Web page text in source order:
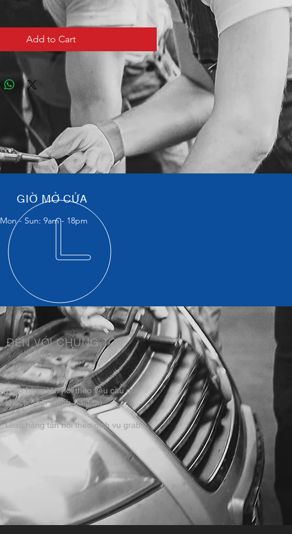
Add to Cart
GIỜ MỞ CỬA
Mon - Sun: 9am - 18pm​
ĐẾN VỚI CHÚNG TÔI
Giao hàng tận nơi theo yêu cầu quý
khách. (nội thành Saigon)
Giao hàng tận nơi theo dịch vụ grab.